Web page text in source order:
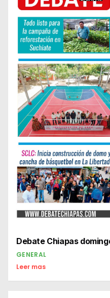
Debate Chiapas
GENERAL
Leer mas